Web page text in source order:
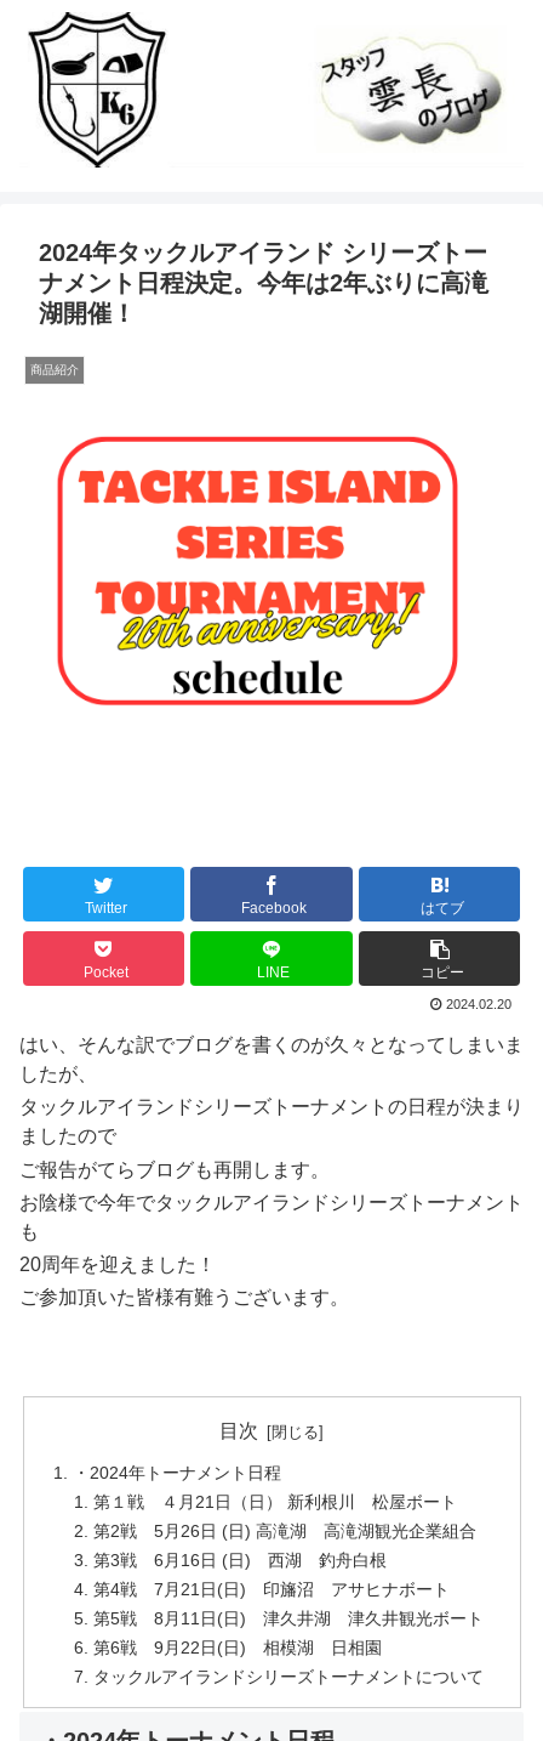
2024年タックルアイランド シリーズトー
ナメント日程決定。今年は2年ぶりに高滝
湖開催！
商品紹介
Twitter Facebook はてブ
Pocket LINE コピー
2024.02.20
はい、そんな訳でブログを書くのが久々となってしまいま
したが、
タックルアイランドシリーズトーナメントの日程が決まり
ましたので
ご報告がてらブログも再開します。
お陰様で今年でタックルアイランドシリーズトーナメント
も
20周年を迎えました！
ご参加頂いた皆様有難うございます。
目次
・2024年トーナメント日程
第１戦 ４月21日（日） 新利根川 松屋ボート
第2戦 5月26日 (日) 高滝湖 高滝湖観光企業組合
第3戦 6月16日 (日) 西湖 釣舟白根
第4戦 7月21日(日) 印旛沼 アサヒナボート
第5戦 8月11日(日) 津久井湖 津久井観光ボート
第6戦 9月22日(日) 相模湖 日相園
タックルアイランドシリーズトーナメントについて